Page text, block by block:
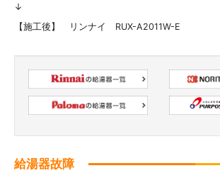
↓
【施工後】 リンナイ RUX-A2011W-E
給湯器故障